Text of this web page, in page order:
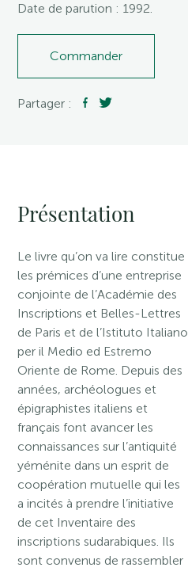
Date de parution : 1992.
Commander
Partager :
Présentation
Le livre qu’on va lire constitue
les prémices d’une entreprise
conjointe de l’Académie des
Inscriptions et Belles-Lettres
de Paris et de l’Istituto Italiano
per il Medio ed Estremo
Oriente de Rome. Depuis des
années, archéologues et
épigraphistes italiens et
français font avancer les
connaissances sur l’antiquité
yéménite dans un esprit de
coopération mutuelle qui les
a incités à prendre l’initiative
de cet Inventaire des
inscriptions sudarabiques. Ils
sont convenus de rassembler